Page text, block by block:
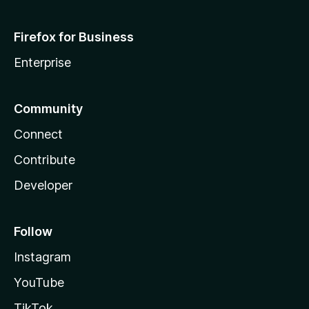
Firefox for Business
Enterprise
Community
Connect
Contribute
Developer
Follow
Instagram
YouTube